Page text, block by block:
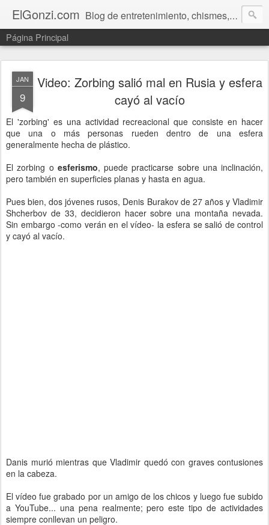
ElGonzi.com Blog de entretenimiento, chismes, humor, farándula, curiosidades, ovnis, noticias calientes, fotos, videos, paranormal y ¡más!
Página Principal
JAN
9
Video: Zorbing salió mal en Rusia y esfera
cayó al vacío
El 'zorbing' es una actividad recreacional que consiste en hacer
que una o más personas rueden dentro de una esfera
generalmente hecha de plástico.
El zorbing o esferismo, puede practicarse sobre una inclinación,
pero también en superficies planas y hasta en agua.
Pues bien, dos jóvenes rusos, Denis Burakov de 27 años y Vladimir
Shcherbov de 33, decidieron hacer sobre una montaña nevada.
Sin embargo -como verán en el vídeo- la esfera se salió de control
y cayó al vacío.
Danis murió mientras que Vladimir quedó con graves contusiones
en la cabeza.
El vídeo fue grabado por un amigo de los chicos y luego fue subido
a YouTube... una pena realmente; pero este tipo de actividades
siempre conllevan un peligro.